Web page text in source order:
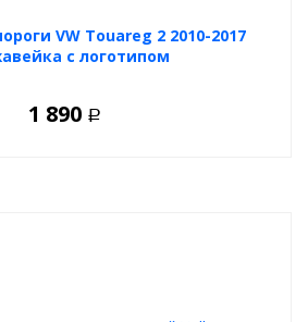
VW Touareg 2 2010-2017
с логотипом
1 890 Р